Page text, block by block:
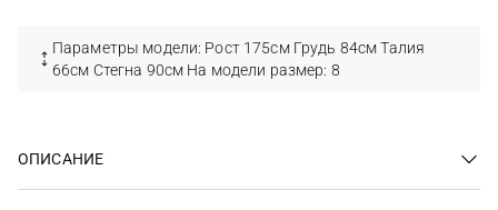
Параметры модели: Рост 175см Грудь 84см Талия
66см Стегна 90см На модели размер: 8
ОПИСАНИЕ